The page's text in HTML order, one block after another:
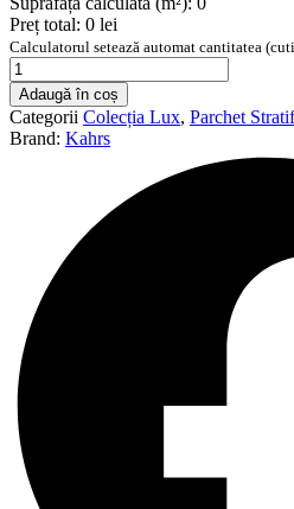
Preț total: 0 lei
Calculatorul setează automat cantitatea
Cantitate
Parchet
triplu
stratificat
Kahrs
mm
Adaugă în coș
Categorii Colecția Lux, Parchet
Brand: Kahrs